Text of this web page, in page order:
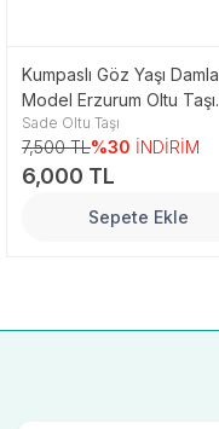
Kumpaslı Göz Yaşı Damla
Model Erzurum Oltu Taşı
Tesbih
Sade Oltu Taşı
7,500 TL%30 İNDİRİM
6,000 TL
Sepete Ekle